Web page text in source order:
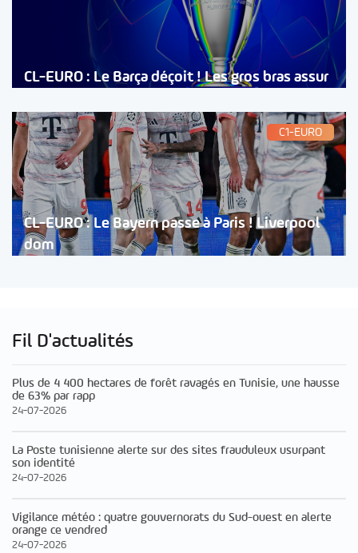
CL-EURO : Le Barça déçoit ! Les gros bras assur
C1-EURO
CL-EURO : Le Bayern passe à Paris ! Liverpool
dom
Fil D'actualités
Plus de 4 400 hectares de forêt ravagés en Tunisie, une hausse
de 63% par rapp
24-07-2026
La Poste tunisienne alerte sur des sites frauduleux usurpant
son identité
24-07-2026
Vigilance météo : quatre gouvernorats du Sud-ouest en alerte
orange ce vendred
24-07-2026